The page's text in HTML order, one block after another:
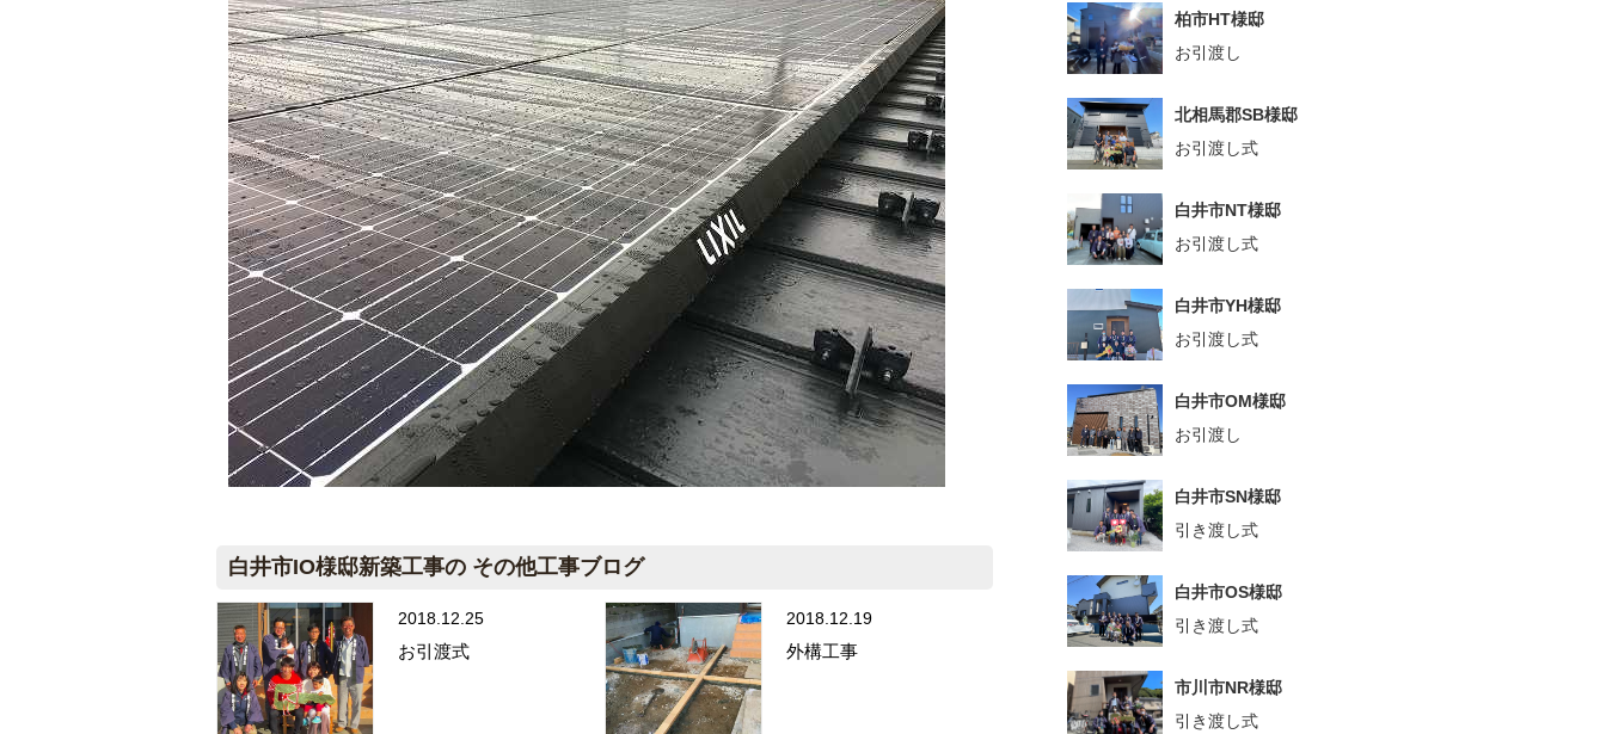
白井市IO様邸新築工事の その他工事ブログ
2018.12.25
お引渡式
2018.12.19
外構工事
柏市HT様邸
お引渡し
北相馬郡SB様邸
お引渡し式
白井市NT様邸
お引渡し式
白井市YH様邸
お引渡し式
白井市OM様邸
お引渡し
白井市SN様邸
引き渡し式
白井市OS様邸
引き渡し式
市川市NR様邸
引き渡し式